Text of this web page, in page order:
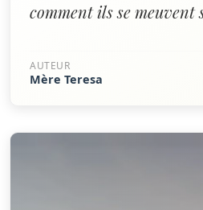
comment ils se meuvent
AUTEUR
Mère Teresa